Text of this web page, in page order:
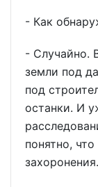
- Как
- Случайно.
земли под
под
останки. И
понятно,
захоронения.